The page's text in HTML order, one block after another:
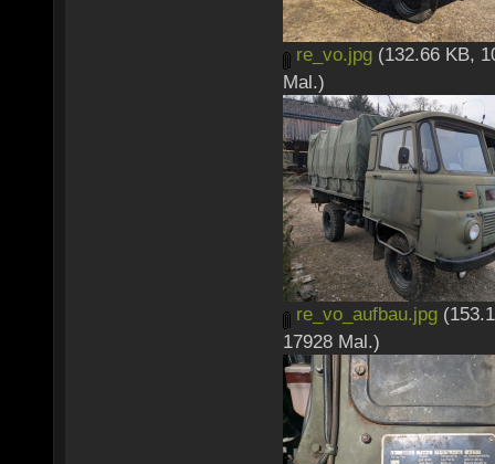
re_vo.jpg (132.66 KB,
Mal.)
re_vo_aufbau.jpg
17928 Mal.)